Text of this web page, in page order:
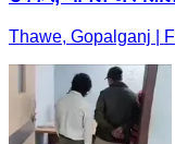
Thawe, Gopalganj |